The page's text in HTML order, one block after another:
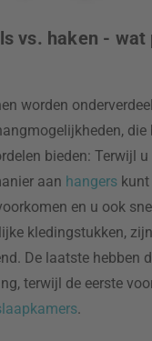
vs. haken -
worden
die
bieden: Terwijl
aan hangers
en u ook
kledingstukken,
De laatste hebben
terwijl de eerste
.